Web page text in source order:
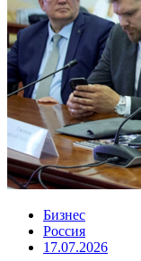
Бизнес
Россия
17.07.2026